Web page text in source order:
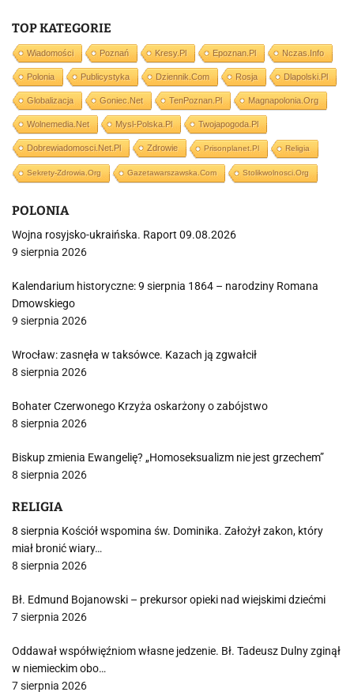
TOP KATEGORIE
Wiadomości Poznań Kresy.pl Epoznan.pl Nczas.info
Polonia Publicystyka Dziennik.com Rosja Dlapolski.pl
Globalizacja Goniec.net TenPoznan.pl Magnapolonia.org
Wolnemedia.net Mysl-Polska.pl Twojapogoda.pl
Dobrewiadomosci.net.pl Zdrowie Prisonplanet.pl Religia
Sekrety-Zdrowia.org Gazetawarszawska.com Stolikwolnosci.org
POLONIA
Wojna rosyjsko-ukraińska. Raport 09.08.2026
9 sierpnia 2026
Kalendarium historyczne: 9 sierpnia 1864 – narodziny Romana
Dmowskiego
9 sierpnia 2026
Wrocław: zasnęła w taksówce. Kazach ją zgwałcił
8 sierpnia 2026
Bohater Czerwonego Krzyża oskarżony o zabójstwo
8 sierpnia 2026
Biskup zmienia Ewangelię? „Homoseksualizm nie jest grzechem”
8 sierpnia 2026
RELIGIA
8 sierpnia Kościół wspomina św. Dominika. Założył zakon, który
miał bronić wiary…
8 sierpnia 2026
Bł. Edmund Bojanowski – prekursor opieki nad wiejskimi dziećmi
7 sierpnia 2026
Oddawał współwięźniom własne jedzenie. Bł. Tadeusz Dulny zginął
w niemieckim obo…
7 sierpnia 2026